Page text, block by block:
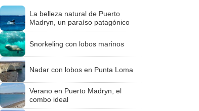
La belleza natural de Puerto
Madryn, un paraíso patagónico
Snorkeling con lobos marinos
Nadar con lobos en Punta Loma
Verano en Puerto Madryn, el
combo ideal